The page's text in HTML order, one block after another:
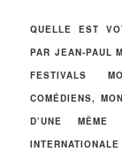
QUELLE EST
PAR JEAN-PAUL
FESTIVALS
COMÉDIENS,
D’UNE
INTERNATIONALE